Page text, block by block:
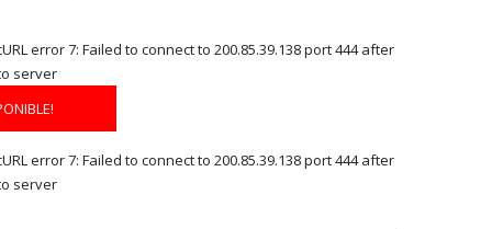
error 7: Failed to connect to 200.85.39.138 port 444 after
server
error 7: Failed to connect to 200.85.39.138 port 444 after
server